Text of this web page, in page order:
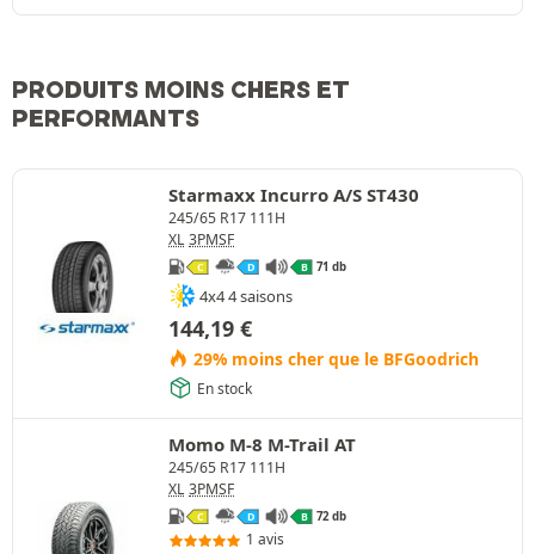
PRODUITS MOINS CHERS ET
PERFORMANTS
Starmaxx Incurro A/S ST430
245/65 R17 111H
XL 3PMSF
C D B 71 db
4x4 4 saisons
144,19 €
29% moins cher que le BFGoodrich
En stock
Momo M-8 M-Trail AT
245/65 R17 111H
XL 3PMSF
C D B 72 db
1 avis